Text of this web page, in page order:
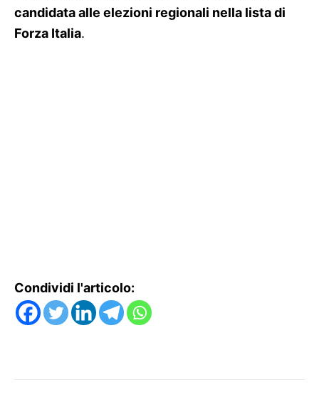
candidata alle elezioni regionali nella lista di
Forza Italia.
Condividi l'articolo: